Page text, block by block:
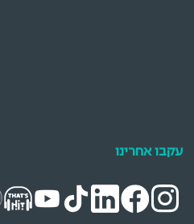
עקבו אחרינו